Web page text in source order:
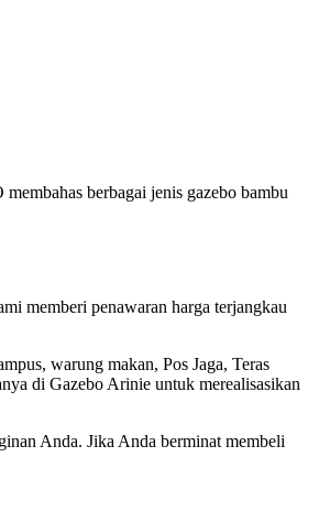
berbagai jenis gazebo bambu
memberi penawaran harga terjangkau
warung makan, Pos Jaga, Teras
di Gazebo Arinie untuk merealisasikan
Anda. Jika Anda berminat membeli